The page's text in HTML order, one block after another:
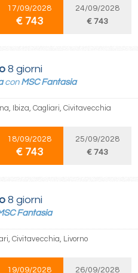
17/09/2028
€ 743
24/09/2028
€ 743
8 giorni
con MSC Fantasia
Ibiza, Cagliari, Civitavecchia
18/09/2028
€ 743
25/09/2028
€ 743
8 giorni
Fantasia
Civitavecchia, Livorno
19/09/2028
26/09/2028